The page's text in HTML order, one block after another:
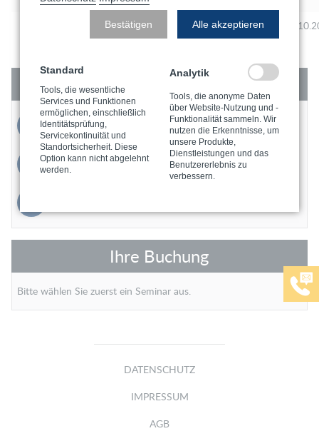
RT-FDI-26-394 19.10.2026 - 29.10.2026
Kontakt
info@vector-ndt-training.com
Rückruf / Terminvereinbarung
Ihre Buchung
Bitte wählen Sie zuerst ein Seminar aus.
DATENSCHUTZ
IMPRESSUM
AGB
Bestätigen Alle akzeptieren
Standard
Tools, die wesentliche
Services und Funktionen
ermöglichen, einschließlich
Identitätsprüfung,
Servicekontinuität und
Standortsicherheit. Diese
Option kann nicht abgelehnt
werden.
Analytik
Tools, die anonyme Daten
über Website-Nutzung und -
Funktionalität sammeln. Wir
nutzen die Erkenntnisse, um
unsere Produkte,
Dienstleistungen und das
Benutzererlebnis zu
verbessern.